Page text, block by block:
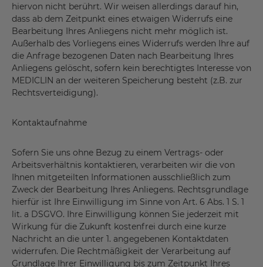
hiervon nicht berührt. Wir weisen allerdings darauf hin,
dass ab dem Zeitpunkt eines etwaigen Widerrufs eine
Bearbeitung Ihres Anliegens nicht mehr möglich ist.
Außerhalb des Vorliegens eines Widerrufs werden Ihre auf
die Anfrage bezogenen Daten nach Bearbeitung Ihres
Anliegens gelöscht, sofern kein berechtigtes Interesse von
MEDICLIN an der weiteren Speicherung besteht (z.B. zur
Rechtsverteidigung).
Kontaktaufnahme
Sofern Sie uns ohne Bezug zu einem Vertrags- oder
Arbeitsverhältnis kontaktieren, verarbeiten wir die von
Ihnen mitgeteilten Informationen ausschließlich zum
Zweck der Bearbeitung Ihres Anliegens. Rechtsgrundlage
hierfür ist Ihre Einwilligung im Sinne von Art. 6 Abs. 1 S. 1
lit. a DSGVO. Ihre Einwilligung können Sie jederzeit mit
Wirkung für die Zukunft kostenfrei durch eine kurze
Nachricht an die unter 1. angegebenen Kontaktdaten
widerrufen. Die Rechtmäßigkeit der Verarbeitung auf
Grundlage Ihrer Einwilligung bis zum Zeitpunkt Ihres